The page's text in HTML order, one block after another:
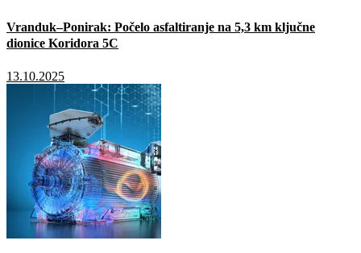
Vranduk–Ponirak: Počelo asfaltiranje na 5,3 km ključne
dionice Koridora 5C
13.10.2025